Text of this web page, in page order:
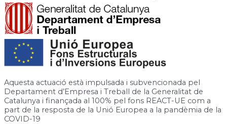
Aquesta actuació està impulsada i subvencionada pel
Departament d’Empresa i Treball de la Generalitat de
Catalunya i finançada al 100% pel fons REACT-UE com a
part de la resposta de la Unió Europea a la pandèmia de la
COVID-19